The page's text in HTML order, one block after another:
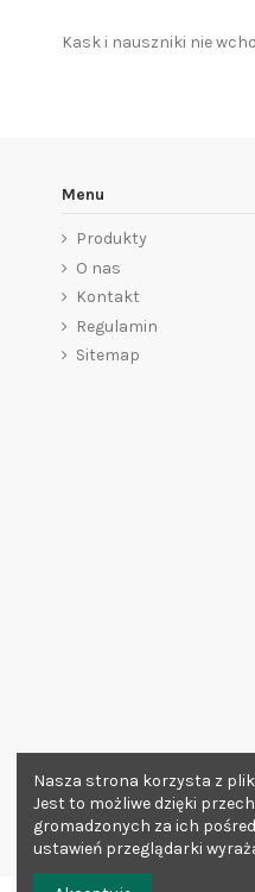
Kask i nauszniki nie
Menu
Produkty
O nas
Kontakt
Regulamin
Sitemap
Nasza strona korzysta z
Jest to możliwe dzięki
gromadzonych za ich
ustawień przeglądarki